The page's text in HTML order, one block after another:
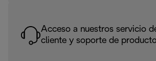
Acceso a nuestros servicio
cliente y soporte de